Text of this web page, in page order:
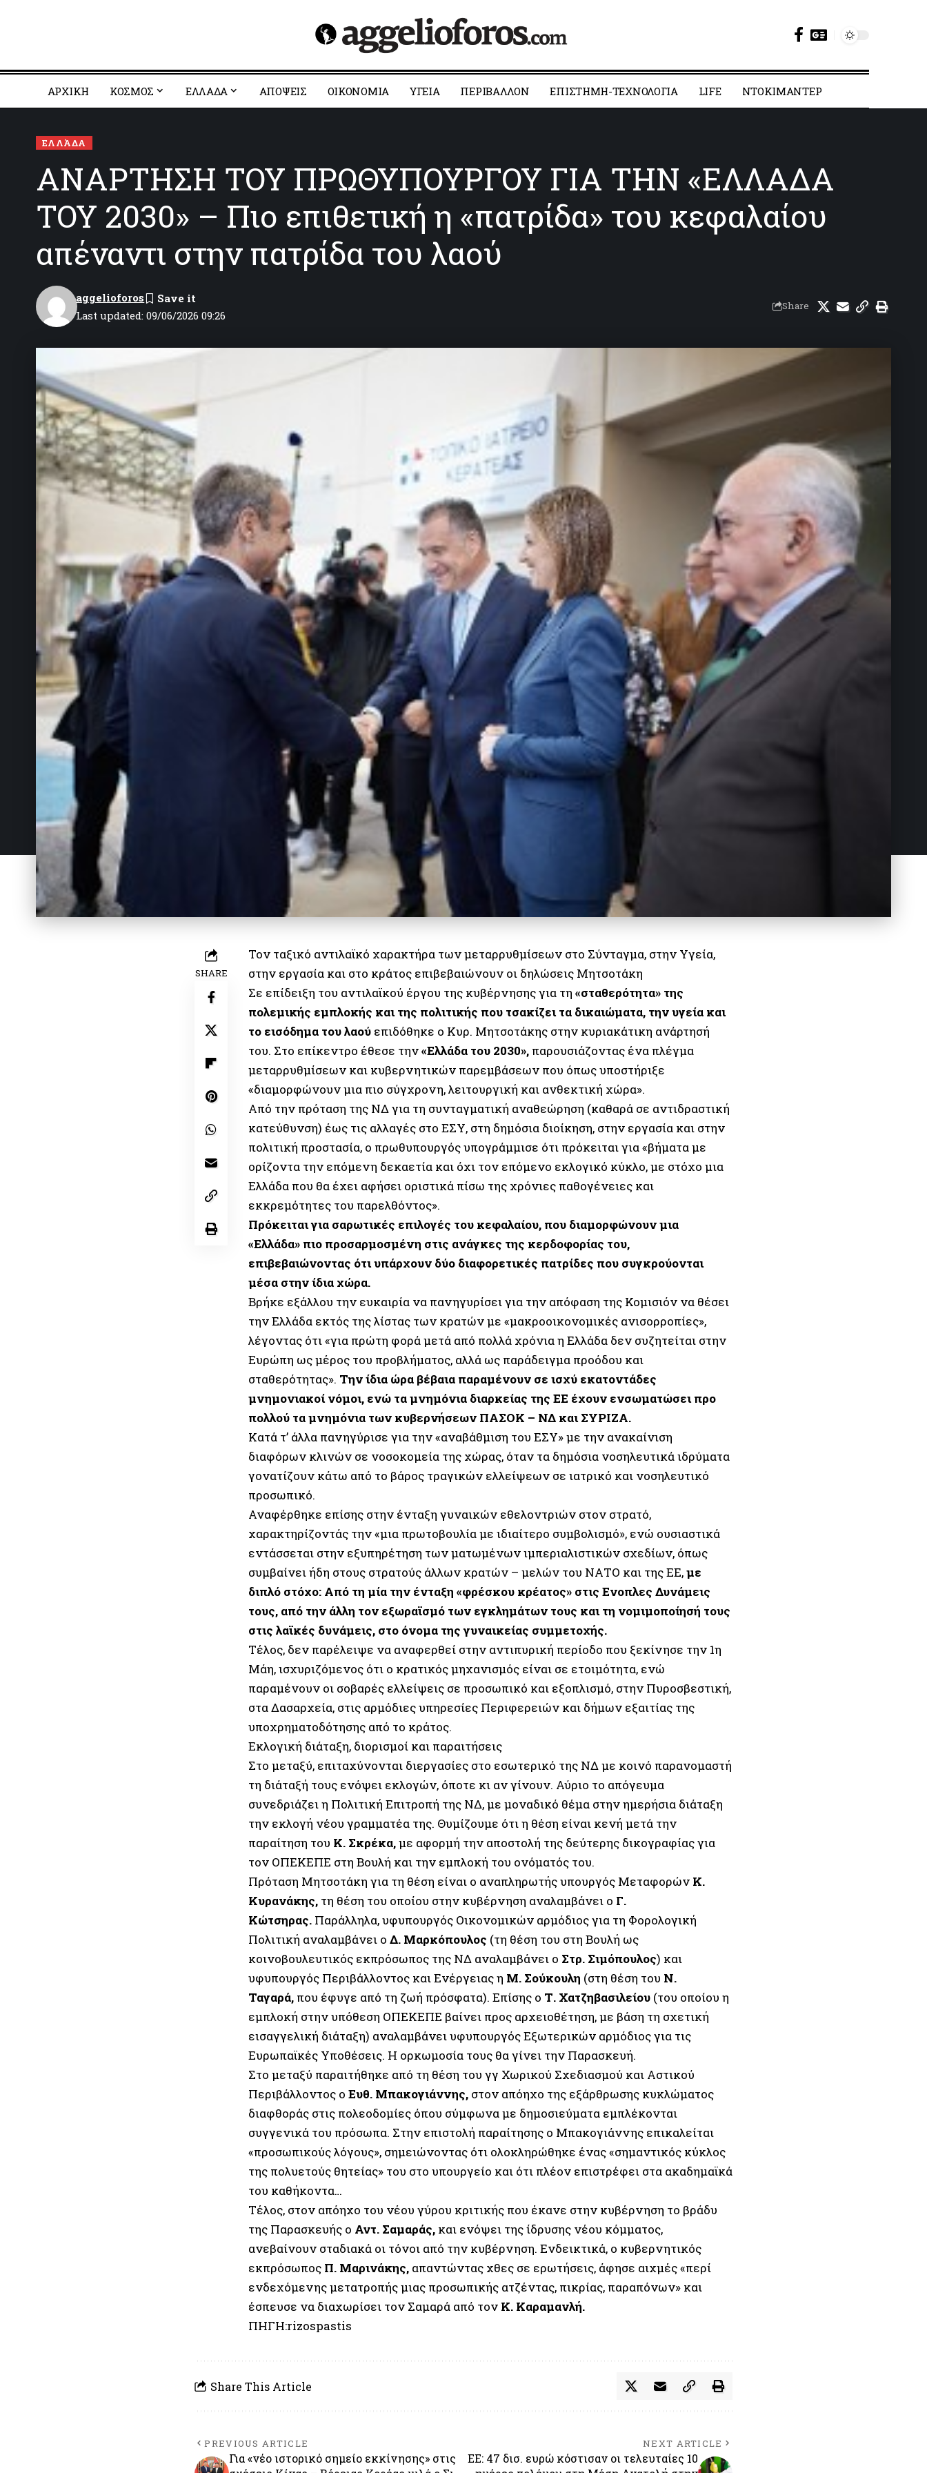
ΑΡΧΙΚΗ ΚΟΣΜΟΣ EΛΛΑΔΑ ΑΠΟΨΕΙΣ ΟΙΚΟΝΟΜΙΑ YΓΕΙΑ ΠΕΡΙΒΑΛΛΟΝ ΕΠΙΣΤΗΜΗ-ΤΕΧΝΟΛΟΓΙΑ LIFE ΝΤΟΚΙΜΑΝΤΕΡ
ΕΛΛΆΔΑ
ΑΝΑΡΤΗΣΗ ΤΟΥ ΠΡΩΘΥΠΟΥΡΓΟΥ ΓΙΑ ΤΗΝ «ΕΛΛΑΔΑ
ΤΟΥ 2030» – Πιο επιθετική η «πατρίδα» του κεφαλαίου
απέναντι στην πατρίδα του λαού
Last updated: 09/06/2026 09:26
aggelioforos
Share
SHARE
Τον ταξικό αντιλαϊκό χαρακτήρα των μεταρρυθμίσεων στο Σύνταγμα, στην Υγεία,
στην εργασία και στο κράτος επιβεβαιώνουν οι δηλώσεις Μητσοτάκη
Σε επίδειξη του αντιλαϊκού έργου της κυβέρνησης για τη «σταθερότητα» της
πολεμικής εμπλοκής και της πολιτικής που τσακίζει τα δικαιώματα, την υγεία και
το εισόδημα του λαού επιδόθηκε ο Κυρ. Μητσοτάκης στην κυριακάτικη ανάρτησή
του. Στο επίκεντρο έθεσε την«Ελλάδα του 2030», παρουσιάζοντας ένα πλέγμα
μεταρρυθμίσεων και κυβερνητικών παρεμβάσεων που όπως υποστήριξε
«διαμορφώνουν μια πιο σύγχρονη, λειτουργική και ανθεκτική χώρα».
Από την πρόταση της ΝΔ για τη συνταγματική αναθεώρηση (καθαρά σε αντιδραστική
κατεύθυνση) έως τις αλλαγές στο ΕΣΥ, στη δημόσια διοίκηση, στην εργασία και στην
πολιτική προστασία, ο πρωθυπουργός υπογράμμισε ότι πρόκειται για «βήματα με
ορίζοντα την επόμενη δεκαετία και όχι τον επόμενο εκλογικό κύκλο, με στόχο μια
Ελλάδα που θα έχει αφήσει οριστικά πίσω της χρόνιες παθογένειες και
εκκρεμότητες του παρελθόντος».
Πρόκειται για σαρωτικές επιλογές του κεφαλαίου, που διαμορφώνουν μια
«Ελλάδα» πιο προσαρμοσμένη στις ανάγκες της κερδοφορίας του,
επιβεβαιώνοντας ότι υπάρχουν δύο διαφορετικές πατρίδες που συγκρούονται
μέσα στην ίδια χώρα.
Βρήκε εξάλλου την ευκαιρία να πανηγυρίσει για την απόφαση της Κομισιόν να θέσει
την Ελλάδα εκτός της λίστας των κρατών με «μακροοικονομικές ανισορροπίες»,
λέγοντας ότι «για πρώτη φορά μετά από πολλά χρόνια η Ελλάδα δεν συζητείται στην
Ευρώπη ως μέρος του προβλήματος, αλλά ως παράδειγμα προόδου και
σταθερότητας». Την ίδια ώρα βέβαια παραμένουν σε ισχύ εκατοντάδες
μνημονιακοί νόμοι, ενώ τα μνημόνια διαρκείας της ΕΕ έχουν ενσωματώσει προ
πολλού τα μνημόνια των κυβερνήσεων ΠΑΣΟΚ – ΝΔ και ΣΥΡΙΖΑ.
Κατά τ’ άλλα πανηγύρισε για την «αναβάθμιση του ΕΣΥ» με την ανακαίνιση
διαφόρων κλινών σε νοσοκομεία της χώρας, όταν τα δημόσια νοσηλευτικά ιδρύματα
γονατίζουν κάτω από το βάρος τραγικών ελλείψεων σε ιατρικό και νοσηλευτικό
προσωπικό.
Αναφέρθηκε επίσης στην ένταξη γυναικών εθελοντριών στον στρατό,
χαρακτηρίζοντάς την «μια πρωτοβουλία με ιδιαίτερο συμβολισμό», ενώ ουσιαστικά
εντάσσεται στην εξυπηρέτηση των ματωμένων ιμπεριαλιστικών σχεδίων, όπως
συμβαίνει ήδη στους στρατούς άλλων κρατών – μελών του ΝΑΤΟ και της ΕΕ,με
διπλό στόχο: Από τη μία την ένταξη «φρέσκου κρέατος» στις Ενοπλες Δυνάμεις
τους, από την άλλη τον εξωραϊσμό των εγκλημάτων τους και τη νομιμοποίησή τους
στις λαϊκές δυνάμεις, στο όνομα της γυναικείας συμμετοχής.
Τέλος, δεν παρέλειψε να αναφερθεί στην αντιπυρική περίοδο που ξεκίνησε την 1η
Μάη, ισχυριζόμενος ότι ο κρατικός μηχανισμός είναι σε ετοιμότητα, ενώ
παραμένουν οι σοβαρές ελλείψεις σε προσωπικό και εξοπλισμό, στην Πυροσβεστική,
στα Δασαρχεία, στις αρμόδιες υπηρεσίες Περιφερειών και δήμων εξαιτίας της
υποχρηματοδότησης από το κράτος.
Εκλογική διάταξη, διορισμοί και παραιτήσεις
Στο μεταξύ, επιταχύνονται διεργασίες στο εσωτερικό της ΝΔ με κοινό παρανομαστή
τη διάταξή τους ενόψει εκλογών, όποτε κι αν γίνουν. Αύριο το απόγευμα
συνεδριάζει η Πολιτική Επιτροπή της ΝΔ, με μοναδικό θέμα στην ημερήσια διάταξη
την εκλογή νέου γραμματέα της. Θυμίζουμε ότι η θέση είναι κενή μετά την
παραίτηση του Κ. Σκρέκα,με αφορμή την αποστολή της δεύτερης δικογραφίας για
τον ΟΠΕΚΕΠΕ στη Βουλή και την εμπλοκή του ονόματός του.
Πρόταση Μητσοτάκη για τη θέση είναι ο αναπληρωτής υπουργός Μεταφορών Κ.
Κυρανάκης, τη θέση του οποίου στην κυβέρνηση αναλαμβάνει ο Γ.
Κώτσηρας. Παράλληλα, υφυπουργός Οικονομικών αρμόδιος για τη Φορολογική
Πολιτική αναλαμβάνει ο Δ. Μαρκόπουλος (τη θέση του στη Βουλή ως
κοινοβουλευτικός εκπρόσωπος της ΝΔ αναλαμβάνει ο Στρ. Σιμόπουλος) και
υφυπουργός Περιβάλλοντος και Ενέργειας η Μ. Σούκουλη (στη θέση του Ν.
Ταγαρά, που έφυγε από τη ζωή πρόσφατα). Επίσης ο Τ. Χατζηβασιλείου (του οποίου η
εμπλοκή στην υπόθεση ΟΠΕΚΕΠΕ βαίνει προς αρχειοθέτηση, με βάση τη σχετική
εισαγγελική διάταξη) αναλαμβάνει υφυπουργός Εξωτερικών αρμόδιος για τις
Ευρωπαϊκές Υποθέσεις. Η ορκωμοσία τους θα γίνει την Παρασκευή.
Στο μεταξύ παραιτήθηκε από τη θέση του γγ Χωρικού Σχεδιασμού και Αστικού
Περιβάλλοντος ο Ευθ. Μπακογιάννης, στον απόηχο της εξάρθρωσης κυκλώματος
διαφθοράς στις πολεοδομίες όπου σύμφωνα με δημοσιεύματα εμπλέκονται
συγγενικά του πρόσωπα. Στην επιστολή παραίτησης ο Μπακογιάννης επικαλείται
«προσωπικούς λόγους», σημειώνοντας ότι ολοκληρώθηκε ένας «σημαντικός κύκλος
της πολυετούς θητείας» του στο υπουργείο και ότι πλέον επιστρέφει στα ακαδημαϊκά
του καθήκοντα…
Τέλος, στον απόηχο του νέου γύρου κριτικής που έκανε στην κυβέρνηση το βράδυ
της Παρασκευής ο Αντ. Σαμαράς, και ενόψει της ίδρυσης νέου κόμματος,
ανεβαίνουν σταδιακά οι τόνοι από την κυβέρνηση. Ενδεικτικά, ο κυβερνητικός
εκπρόσωπος Π. Μαρινάκης, απαντώντας χθες σε ερωτήσεις, άφησε αιχμές «περί
ενδεχόμενης μετατροπής μιας προσωπικής ατζέντας, πικρίας, παραπόνων» και
έσπευσε να διαχωρίσει τον Σαμαρά από τον Κ. Καραμανλή.
ΠΗΓΗ:rizospastis
Share This Article
PREVIOUS ARTICLE
Για «νέο ιστορικό σημείο εκκίνησης» στις
NEXT ARTICLE
ΕΕ: 47 δισ. ευρώ κόστισαν οι τελευταίες 10